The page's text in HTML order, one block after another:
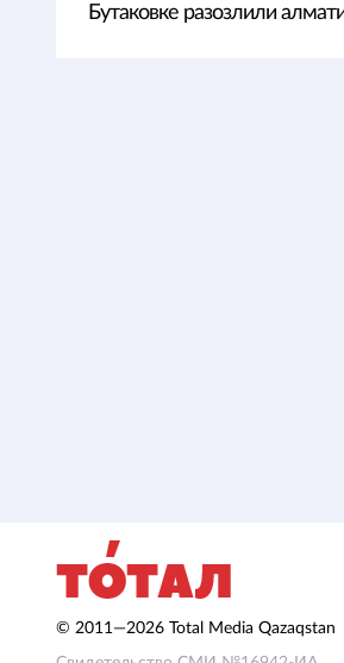
Бутаковке разозлили
© 2011—2026 Total Media Qazaqstan